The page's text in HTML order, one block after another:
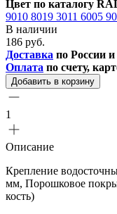
Цвет по каталогу
9010 8019 3011 6005
В наличии
186 руб.
Доставка по России
Оплата по счету,
Добавить в корзину
1
Описание
Крепление
мм, Порошковое
кость)